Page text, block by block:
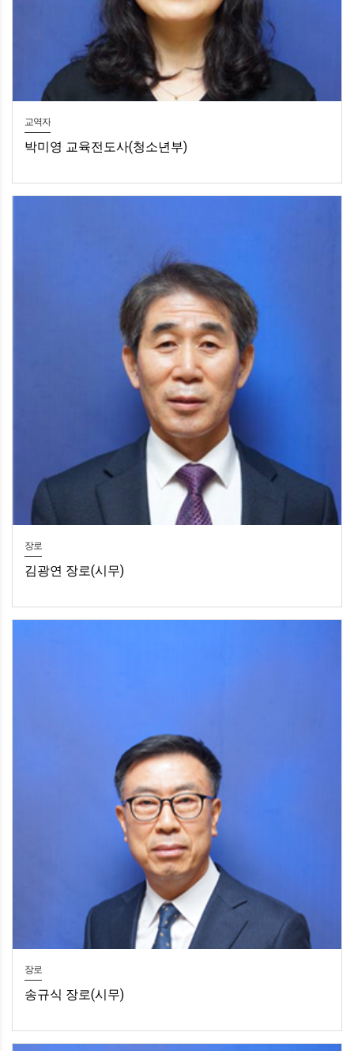
교역자
박미영 교육전도사(청소년부)
장로
김광연 장로(시무)
장로
송규식 장로(시무)